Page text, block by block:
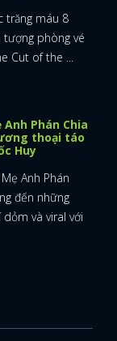
trăng máu 8
tượng phòng vé
Cut of the ...
Anh Phán Chia
thoại táo
Huy
Anh Phán
đến những
và viral với